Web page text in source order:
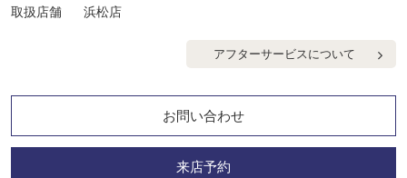
取扱店舗
浜松店
アフターサービスについて
お問い合わせ
来店予約